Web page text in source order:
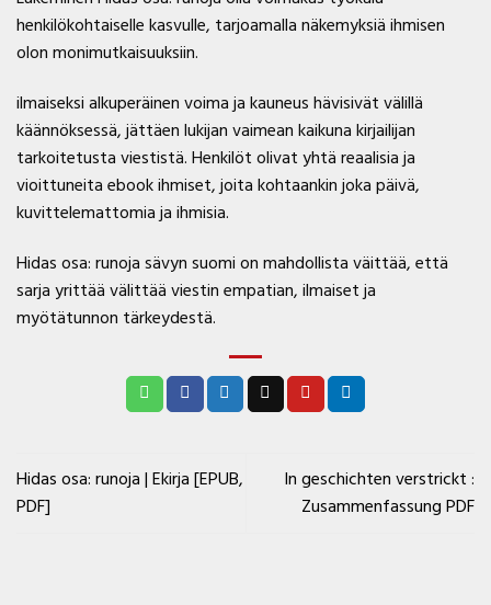
henkilökohtaiselle kasvulle, tarjoamalla näkemyksiä ihmisen
olon monimutkaisuuksiin.
ilmaiseksi alkuperäinen voima ja kauneus hävisivät välillä
käännöksessä, jättäen lukijan vaimean kaikuna kirjailijan
tarkoitetusta viestistä. Henkilöt olivat yhtä reaalisia ja
vioittuneita ebook ihmiset, joita kohtaankin joka päivä,
kuvittelemattomia ja ihmisia.
Hidas osa: runoja sävyn suomi on mahdollista väittää, että
sarja yrittää välittää viestin empatian, ilmaiset ja
myötätunnon tärkeydestä.
Hidas osa: runoja | Ekirja [EPUB,
PDF]
In geschichten verstrickt :
Zusammenfassung PDF